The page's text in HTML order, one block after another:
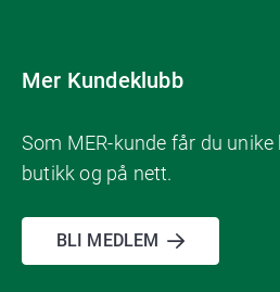
Mer Kundeklubb
Som MER-kunde får du unike
butikk og på nett.
BLI MEDLEM